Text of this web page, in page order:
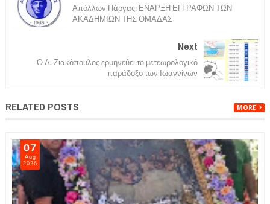
Απόλλων Πάργας: ΕΝΑΡΞΗ ΕΓΓΡΑΦΩΝ ΤΩΝ
ΑΚΑΔΗΜΙΩΝ ΤΗΣ ΟΜΑΔΑΣ
Next
Ο Δ. Ζιακόπουλος ερμηνεύει το μετεωρολογικό
παράδοξο των Ιωαννίνων
RELATED POSTS MORE
07
Aug
2026